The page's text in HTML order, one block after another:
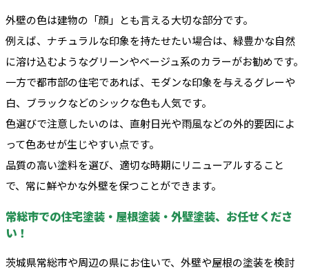
外壁の色は建物の「顔」とも言える大切な部分です。
例えば、ナチュラルな印象を持たせたい場合は、緑豊かな自然
に溶け込むようなグリーンやベージュ系のカラーがお勧めです。
一方で都市部の住宅であれば、モダンな印象を与えるグレーや
白、ブラックなどのシックな色も人気です。
色選びで注意したいのは、直射日光や雨風などの外的要因によ
って色あせが生じやすい点です。
品質の高い塗料を選び、適切な時期にリニューアルすること
で、常に鮮やかな外壁を保つことができます。
常総市での住宅塗装・屋根塗装・外壁塗装、お任せくださ
い！
茨城県常総市や周辺の県にお住いで、外壁や屋根の塗装を検討